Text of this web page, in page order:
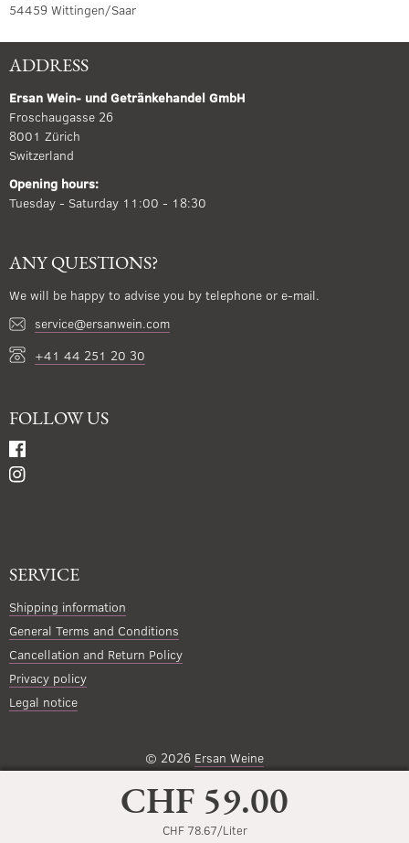
CHF 59.00
CHF 78.67/Liter
54459 Wittingen/Saar
ADDRESS
Ersan Wein- und Getränkehandel GmbH
Froschaugasse 26
8001 Zürich
Switzerland
Opening hours:
Tuesday - Saturday 11:00 - 18:30
ANY QUESTIONS?
We will be happy to advise you by telephone or e-mail.
service@ersanwein.com
+41 44 251 20 30
FOLLOW US
SERVICE
Shipping information
General Terms and Conditions
Cancellation and Return Policy
Privacy policy
Legal notice
© 2026 Ersan Weine